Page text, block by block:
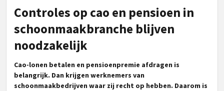
Controles op cao en pensioen in
schoonmaakbranche blijven
noodzakelijk
Cao-lonen betalen en pensioenpremie afdragen is
belangrijk. Dan krijgen werknemers van
schoonmaakbedrijven waar zij recht op hebben. Daarom is